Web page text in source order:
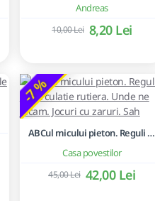
Andreas
8,20 Lei
10,00 Lei
-7 %
Casa povestilor
ABCul micului pieton. Reguli de circulatie rutiera. Unde ne jucam. Jocuri cu zaruri. Sah
42,00 Lei
45,00 Lei